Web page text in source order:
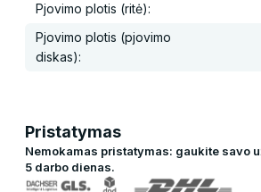
Pjovimo plotis (ritė):
Pjovimo plotis (pjovimo
diskas):
Pristatymas
Nemokamas pristatymas: gaukite savo
5 darbo dienas.